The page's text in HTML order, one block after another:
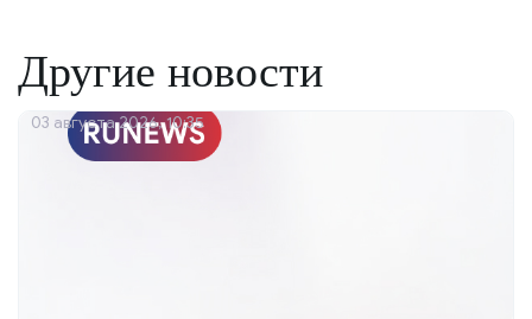
Другие новости
03 августа 2026, 10:35